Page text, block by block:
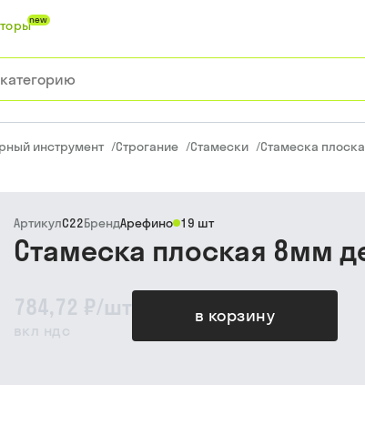
new
инструмент /Строгание /Стамески /Стамеска
784,72 ₽/шт
вкл ндс
в корзину
АртикулС22БрендАрефино 19 шт
Стамеска плоская 8мм